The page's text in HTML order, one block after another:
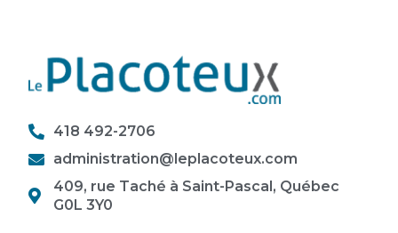
418 492-2706
administration@leplacoteux.com
409, rue Taché à Saint-Pascal, Québec
G0L 3Y0